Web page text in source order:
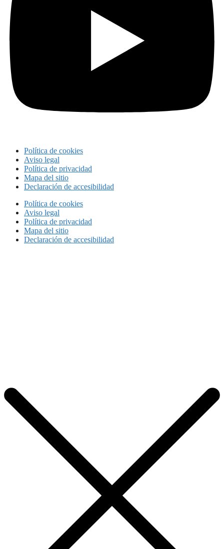
Política de cookies
Aviso legal
Política de privacidad
Mapa del sitio
Declaración de accesibilidad
Política de cookies
Aviso legal
Política de privacidad
Mapa del sitio
Declaración de accesibilidad